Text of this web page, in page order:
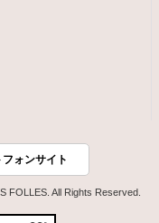
ォンサイト
FOLLES. All Rights Reserved.